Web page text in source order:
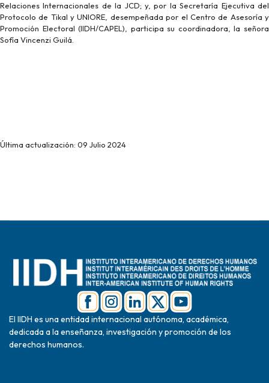
Relaciones Internacionales de la JCD; y, por la Secretaría Ejecutiva del
Protocolo de Tikal y UNIORE, desempeñada por el Centro de Asesoría y
Promoción Electoral (IIDH/CAPEL), participa su coordinadora, la señora
Sofía Vincenzi Guilá.
Última actualización: 09 Julio 2024
El IIDH es una entidad internacional autónoma, académica,
dedicada a la enseñanza, investigación y promoción de los
derechos humanos.